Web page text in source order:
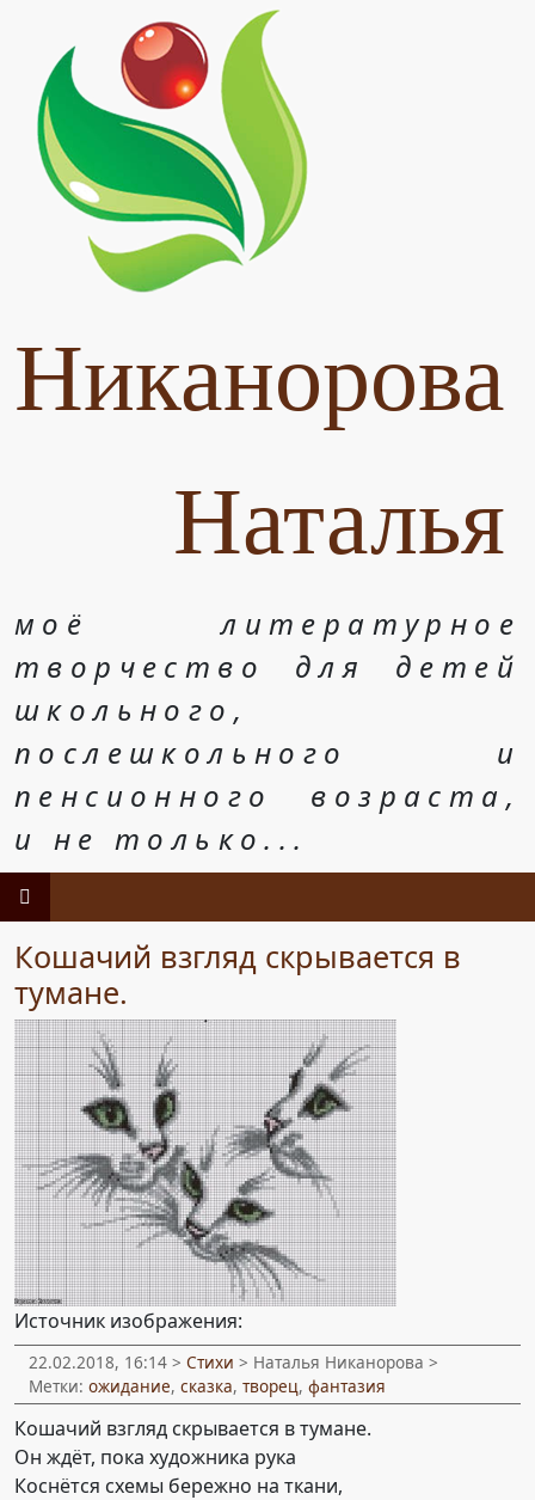
Никанорова
Наталья
моё литературное
творчество для детей
школьного,
послешкольного и
пенсионного возраста,
и не только...
Кошачий взгляд скрывается в
тумане.
Источник изображения:
22.02.2018, 16:14 > Стихи > Наталья Никанорова >
Метки: ожидание, сказка, творец, фантазия
Кошачий взгляд скрывается в тумане.
Он ждёт, пока художника рука
Коснётся схемы бережно на ткани,